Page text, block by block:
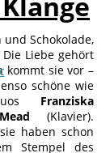
Schokolade,
Liebe gehört
kommt sie vor –
schöne wie
Franziska
(Klavier).
haben schon
Stempel des